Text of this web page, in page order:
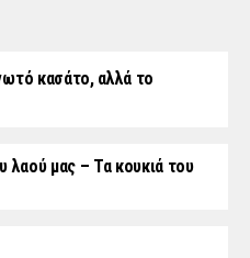
κασάτο, αλλά το
λαού μας – Τα κουκιά του